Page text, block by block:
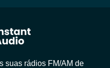
suas rádios FM/AM de